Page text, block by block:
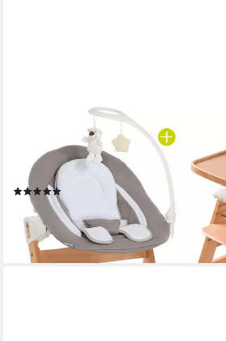
Hochstuhl Alpha Plus Move Natur
Babystuhl ab Geburt mit
Essbrett
179,90 € UVP 229,70 €
-22%
lieferbar - in 2-3 Werktagen bei dir